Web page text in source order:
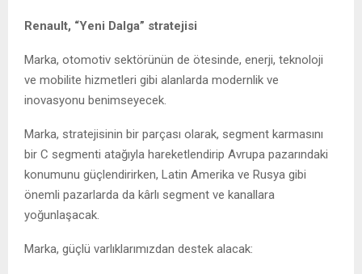
Renault, “Yeni Dalga” stratejisi
Marka, otomotiv sektörünün de ötesinde, enerji, teknoloji
ve mobilite hizmetleri gibi alanlarda modernlik ve
inovasyonu benimseyecek.
Marka, stratejisinin bir parçası olarak, segment karmasını
bir C segmenti atağıyla hareketlendirip Avrupa pazarındaki
konumunu güçlendirirken, Latin Amerika ve Rusya gibi
önemli pazarlarda da kârlı segment ve kanallara
yoğunlaşacak.
Marka, güçlü varlıklarımızdan destek alacak: